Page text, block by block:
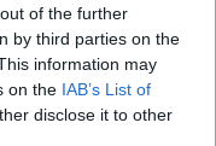
of the further
by third parties on the
information may
on the IAB’s List of
disclose it to other